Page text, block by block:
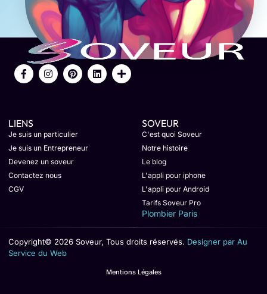
LIENS
Je suis un particulier
Je suis un Entrepreneur
Devenez un soveur
Contactez nous
CGV
SOVEUR
C'est quoi Soveur
Notre histoire
Le blog
L'appli pour iphone
L'appli pour Android
Tarifs Soveur Pro
Plombier Paris
Copyright© 2026 Soveur, Tous droits réservés. Designer par Au
Service du Web
Mentions Légales